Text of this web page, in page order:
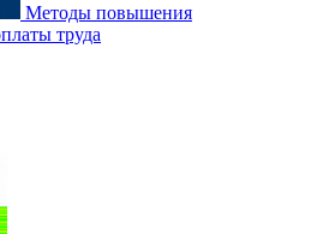
Методы повышения
труда